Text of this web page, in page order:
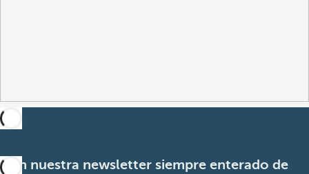
Con nuestra newsletter siempre enterado de